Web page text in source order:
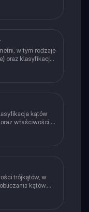
oraz
Dowiedz
w tym rodzaje
oraz klasyfikację
kąty i jakie są
kątów
właściwości.
przykłady
dla uczniów
trójkątów, w
kątów.
czy z
trójkąt oraz